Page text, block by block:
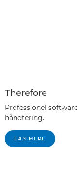
Therefore
Professionel
håndtering.
LÆS MERE